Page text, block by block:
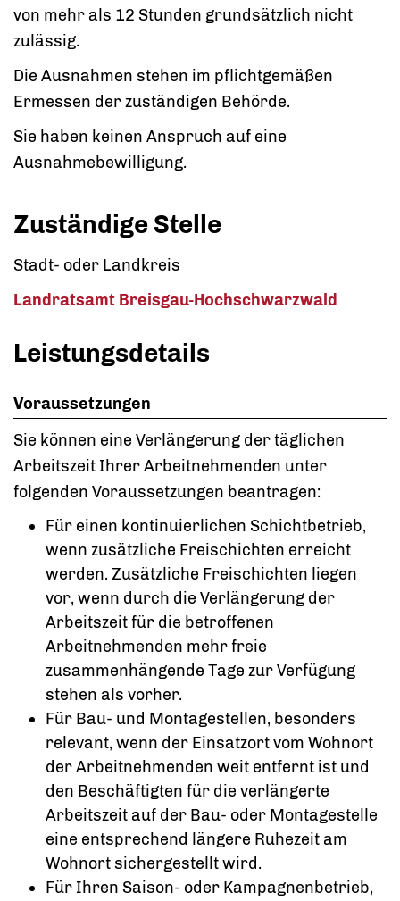
von mehr als 12 Stunden grundsätzlich nicht
zulässig.
Die Ausnahmen stehen im pflichtgemäßen
Ermessen der zuständigen Behörde.
Sie haben keinen Anspruch auf eine
Ausnahmebewilligung.
Zuständige Stelle
Stadt- oder Landkreis
Landratsamt Breisgau-Hochschwarzwald
Leistungsdetails
Voraussetzungen
Sie können eine Verlängerung der täglichen
Arbeitszeit Ihrer Arbeitnehmenden unter
folgenden Voraussetzungen beantragen:
Für einen kontinuierlichen Schichtbetrieb,
wenn zusätzliche Freischichten erreicht
werden. Zusätzliche Freischichten liegen
vor, wenn durch die Verlängerung der
Arbeitszeit für die betroffenen
Arbeitnehmenden mehr freie
zusammenhängende Tage zur Verfügung
stehen als vorher.
Für Bau- und Montagestellen, besonders
relevant, wenn der Einsatzort vom Wohnort
der Arbeitnehmenden weit entfernt ist und
den Beschäftigten für die verlängerte
Arbeitszeit auf der Bau- oder Montagestelle
eine entsprechend längere Ruhezeit am
Wohnort sichergestellt wird.
Für Ihren Saison- oder Kampagnenbetrieb,